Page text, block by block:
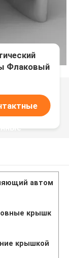
Флаковый
автом
крышк
крышкой